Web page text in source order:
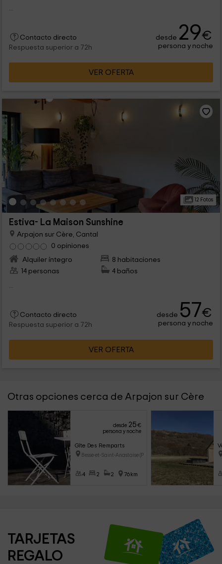
Contacto directo
Respuesta superior a 72h
desde 29€
persona y noche
VER OFERTA
12 Fotos
Estiva- La Maison Sunshine
Arpajon sur Cère, Cantal
0 opiniones
Alquiler íntegro
8 habitaciones
14 personas
4 baños
Contacto directo
Respuesta superior a 72h
desde 57€
persona y noche
VER OFERTA
Otras opciones cerca de Arpajon sur Cère
desde 25€
persona y noche
Gîte Des Remparts
Besse-et-Saint-Anastaise (Puy-
4 2 2 76km
TARJETAS
REGALO